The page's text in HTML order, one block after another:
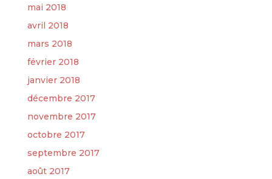
mai 2018
avril 2018
mars 2018
février 2018
janvier 2018
décembre 2017
novembre 2017
octobre 2017
septembre 2017
août 2017